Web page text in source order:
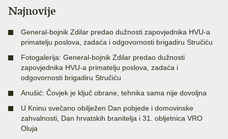
Najnovije
General-bojnik Zdilar predao dužnosti zapovjednika HVU-a
primatelju poslova, zadaća i odgovornosti brigadiru Stručiću
Fotogalerija: General-bojnik Zdilar predao dužnosti
zapovjednika HVU-a primatelju poslova, zadaća i
odgovornosti brigadiru Stručiću
Anušić: Čovjek je ključ obrane, tehnika sama nije dovoljna
U Kninu svečano obilježen Dan pobjede i domovinske
zahvalnosti, Dan hrvatskih branitelja i 31. obljetnica VRO
Oluja